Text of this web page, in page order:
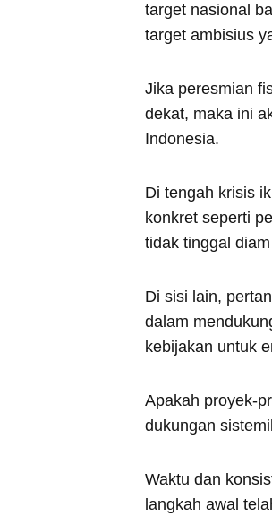
target nasional
target ambisius
Jika peresmian
dekat, maka ini
Indonesia.
Di tengah krisis
konkret seperti
tidak tinggal
Di sisi lain,
dalam
kebijakan untuk
Apakah proyek-
dukungan
Waktu dan
langkah awal